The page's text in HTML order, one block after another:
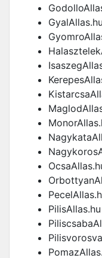
GyalAllas.hu
PilisAllas.hu